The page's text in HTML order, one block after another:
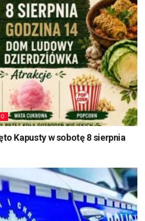
Kapusty w sobotę 8 sierpnia